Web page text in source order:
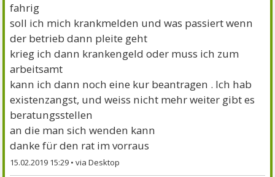
fahrig
soll ich mich krankmelden und was passiert wenn
der betrieb dann pleite geht
krieg ich dann krankengeld oder muss ich zum
arbeitsamt
kann ich dann noch eine kur beantragen . Ich hab
existenzangst, und weiss nicht mehr weiter gibt es
beratungsstellen
an die man sich wenden kann
danke für den rat im vorraus
15.02.2019 15:29 •